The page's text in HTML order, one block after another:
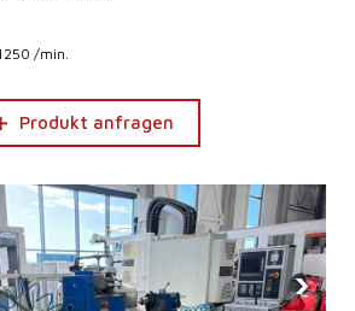
/min.
Produkt anfragen
›